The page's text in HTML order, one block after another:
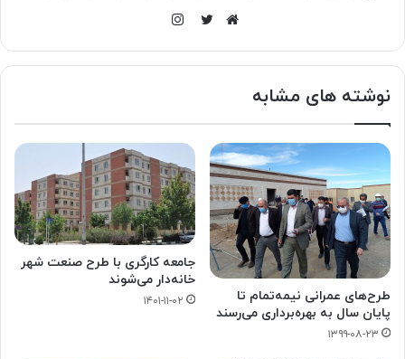
نوشته های مشابه
طرح‌های عمرانی نیمه‎‌تمام تا
پایان سال به بهره‌برداری می‌رسند
۱۳۹۹-۰۸-۲۳
جامعه کارگری با طرح صنعت شهر
خانه‌دار می‌شوند
۱۴۰۱-۱۱-۰۲